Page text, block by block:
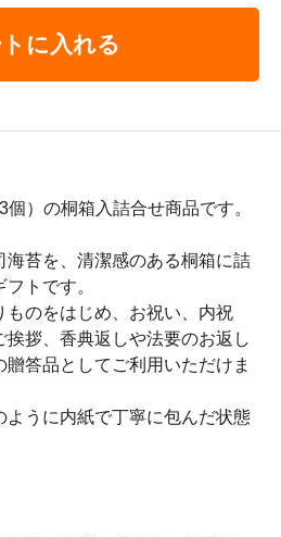
に入れる
3個）の桐箱入詰合せ商品です。
海苔を、清潔感のある桐箱に詰
トです。
ものをはじめ、お祝い、内祝
拶、香典返しや法要のお返し
答品としてご利用いただけま
うに内紙で丁寧に包んだ状態